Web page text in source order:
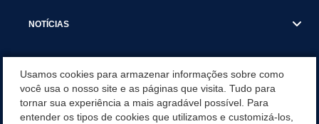
NOTÍCIAS
VISITE SÃO VICENTE
Usamos cookies para armazenar informações sobre como
você usa o nosso site e as páginas que visita. Tudo para
tornar sua experiência a mais agradável possível. Para
entender os tipos de cookies que utilizamos e customizá-los,